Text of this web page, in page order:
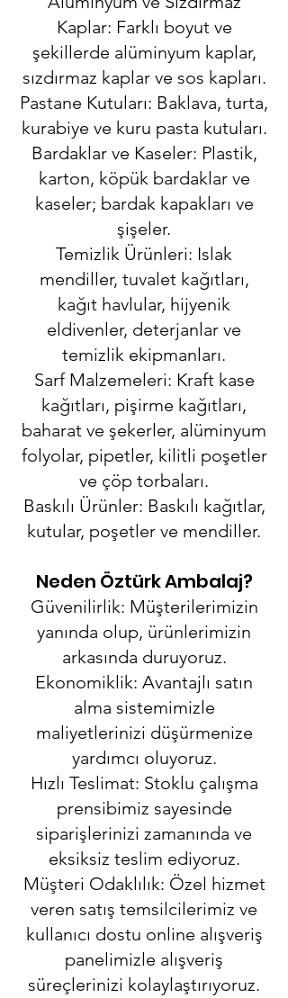
Kaplar: Farklı boyut ve
şekillerde alüminyum kaplar,
sızdırmaz kaplar ve sos kapları.
Pastane Kutuları: Baklava, turta,
kurabiye ve kuru pasta kutuları.
Bardaklar ve Kaseler: Plastik,
karton, köpük bardaklar ve
kaseler; bardak kapakları ve
şişeler.
Temizlik Ürünleri: Islak
mendiller, tuvalet kağıtları,
kağıt havlular, hijyenik
eldivenler, deterjanlar ve
temizlik ekipmanları.
Sarf Malzemeleri: Kraft kase
kağıtları, pişirme kağıtları,
baharat ve şekerler, alüminyum
folyolar, pipetler, kilitli poşetler
ve çöp torbaları.
Baskılı Ürünler: Baskılı kağıtlar,
kutular, poşetler ve mendiller.
Neden Öztürk Ambalaj?
Güvenilirlik: Müşterilerimizin
yanında olup, ürünlerimizin
arkasında duruyoruz.
Ekonomiklik: Avantajlı satın
alma sistemimizle
maliyetlerinizi düşürmenize
yardımcı oluyoruz.
Hızlı Teslimat: Stoklu çalışma
prensibimiz sayesinde
siparişlerinizi zamanında ve
eksiksiz teslim ediyoruz.
Müşteri Odaklılık: Özel hizmet
veren satış temsilcilerimiz ve
kullanıcı dostu online alışveriş
panelimizle alışveriş
süreçlerinizi kolaylaştırıyoruz.